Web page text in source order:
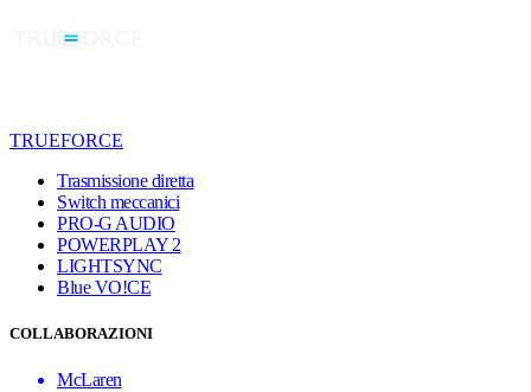
TRUEFORCE
Trasmissione diretta
Switch meccanici
PRO-G AUDIO
POWERPLAY 2
LIGHTSYNC
Blue VO!CE
COLLABORAZIONI
McLaren